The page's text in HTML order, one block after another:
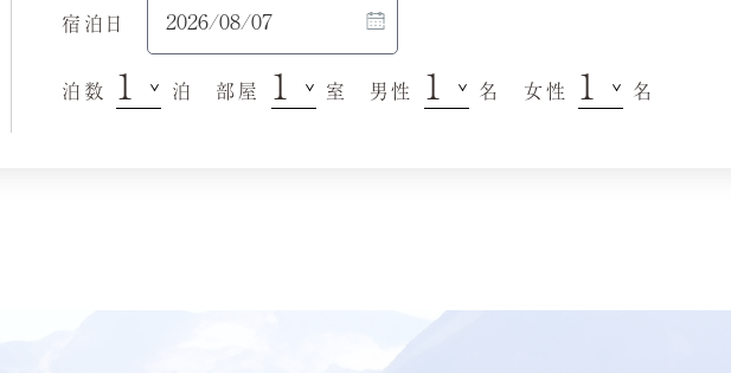
宿泊日
泊数 泊 部屋 室 男性 名 女性 名